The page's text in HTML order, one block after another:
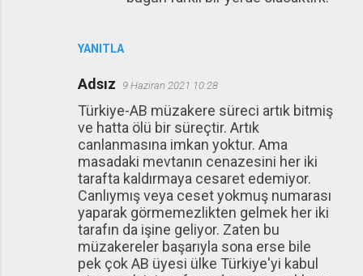
YANITLA
Adsız 9 Haziran 2021 10:28
Türkiye-AB müzakere süreci artık bitmiş
ve hatta ölü bir süreçtir. Artık
canlanmasına imkan yoktur. Ama
masadaki mevtanın cenazesini her iki
tarafta kaldırmaya cesaret edemiyor.
Canlıymış veya ceset yokmuş numarası
yaparak görmemezlikten gelmek her iki
tarafın da işine geliyor. Zaten bu
müzakereler başarıyla sona erse bile
pek çok AB üyesi ülke Türkiye'yi kabul